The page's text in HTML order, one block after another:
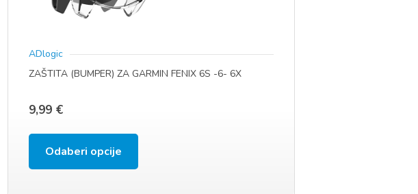
ADlogic
ZAŠTITA (BUMPER) ZA GARMIN FENIX 6S -6- 6X
9,99 €
Odaberi opcije
proizvod